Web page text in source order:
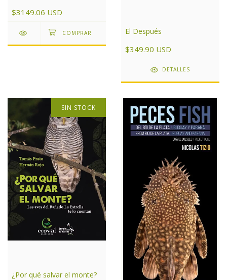
Argentina
$3149.06 USD
El Después
$349.90 USD
DETALLES
SIN STOCK
¿Por qué salvar el monte?